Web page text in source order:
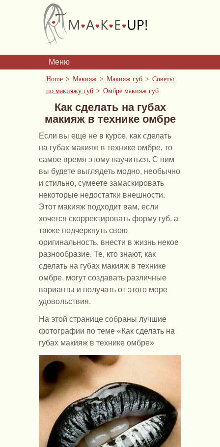
Меню
Home Макияж Макияж губ
Советы
по макияжу губ
Омбре макияж губ
Как сделать на губах
макияж в технике омбре
Если вы еще не в курсе, как сделать
на губах макияж в технике омбре, то
самое время этому научиться. С ним
вы будете выглядеть модно, необычно
и стильно, сумеете замаскировать
некоторые недостатки внешности.
Этот макияж подходит вам, если
хочется скорректировать форму губ, а
также подчеркнуть свою
оригинальность, внести в жизнь некое
разнообразие. Те, кто знают, как
сделать на губах макияж в технике
омбре, могут создавать различные
варианты и получать от этого море
удовольствия.
На этой странице собраны лучшие
фотографии по теме «Как сделать на
губах макияж в технике омбре»